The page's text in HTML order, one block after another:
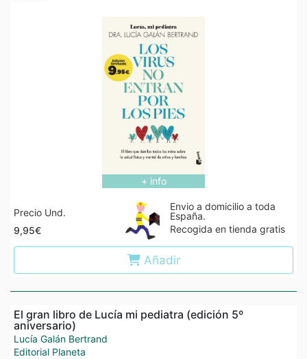
+ info
Precio Und.
9,95€
Envio a domicilio a toda
España.
Recogida en tienda gratis
Añadir
El gran libro de Lucía mi pediatra (edición 5º
aniversario)
Lucía Galán Bertrand
Editorial Planeta